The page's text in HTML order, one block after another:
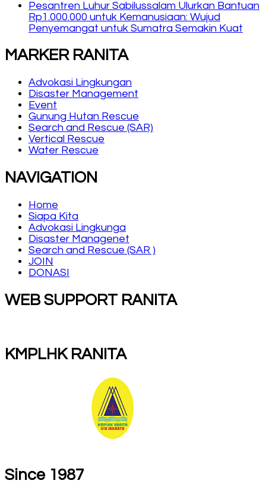
Pesantren Luhur Sabilussalam Ulurkan Bantuan
Rp1.000.000 untuk Kemanusiaan: Wujud
Penyemangat untuk Sumatra Semakin Kuat
MARKER RANITA
Advokasi Lingkungan
Disaster Management
Event
Gunung Hutan Rescue
Search and Rescue (SAR)
Vertical Rescue
Water Rescue
NAVIGATION
Home
Siapa Kita
Advokasi Lingkunga
Disaster Managenet
Search and Rescue (SAR )
JOIN
DONASI
WEB SUPPORT RANITA
KMPLHK RANITA
Since 1987